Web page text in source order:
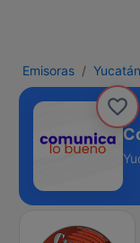
Emisoras Yucatán